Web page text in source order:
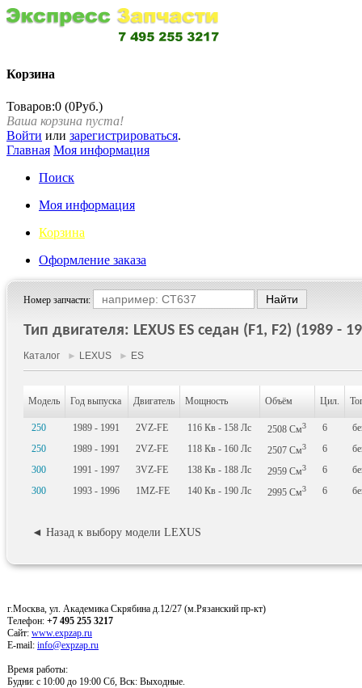
Корзина
Товаров:0 (0Руб.)
Ваша корзина пуста!
Войти или зарегистрироваться.
Главная Моя информация
Поиск
Моя информация
Корзина
Оформление заказа
Номер запчасти:
Тип двигателя: LEXUS ES седан (F1, F2) (1989 -
Каталог ► LEXUS ► ES
Модель Год выпуска Двигатель Мощность Объём Цил.
250 1989 - 1991 2VZ-FE 116 Кв - 158 Лс 2508 См3 6
250
1989 - 1991 2VZ-FE 118 Кв - 160 Лс 2507 См3 6
300
1991 - 1997 3VZ-FE 138 Кв - 188 Лс 2959 См3 6
300
1993 - 1996 1MZ-FE 140 Кв - 190 Лс 2995 См3 6
◄ Назад к выбору модели LEXUS
г.Москва, ул. Академика Скрябина д.12/27 (м.Рязанский пр-кт)
Телефон: +7 495 255 3217
Сайт: www.expzap.ru
E-mail: info@expzap.ru
Время работы:
Будни: c 10:00 до 19:00 Сб, Вск: Выходные.